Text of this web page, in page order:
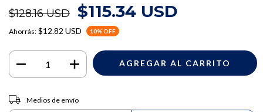
$128.16 USD $115.34 USD
Ahorrás: $12.82 USD 10% OFF
Entregas para el CP:
Medios de envío